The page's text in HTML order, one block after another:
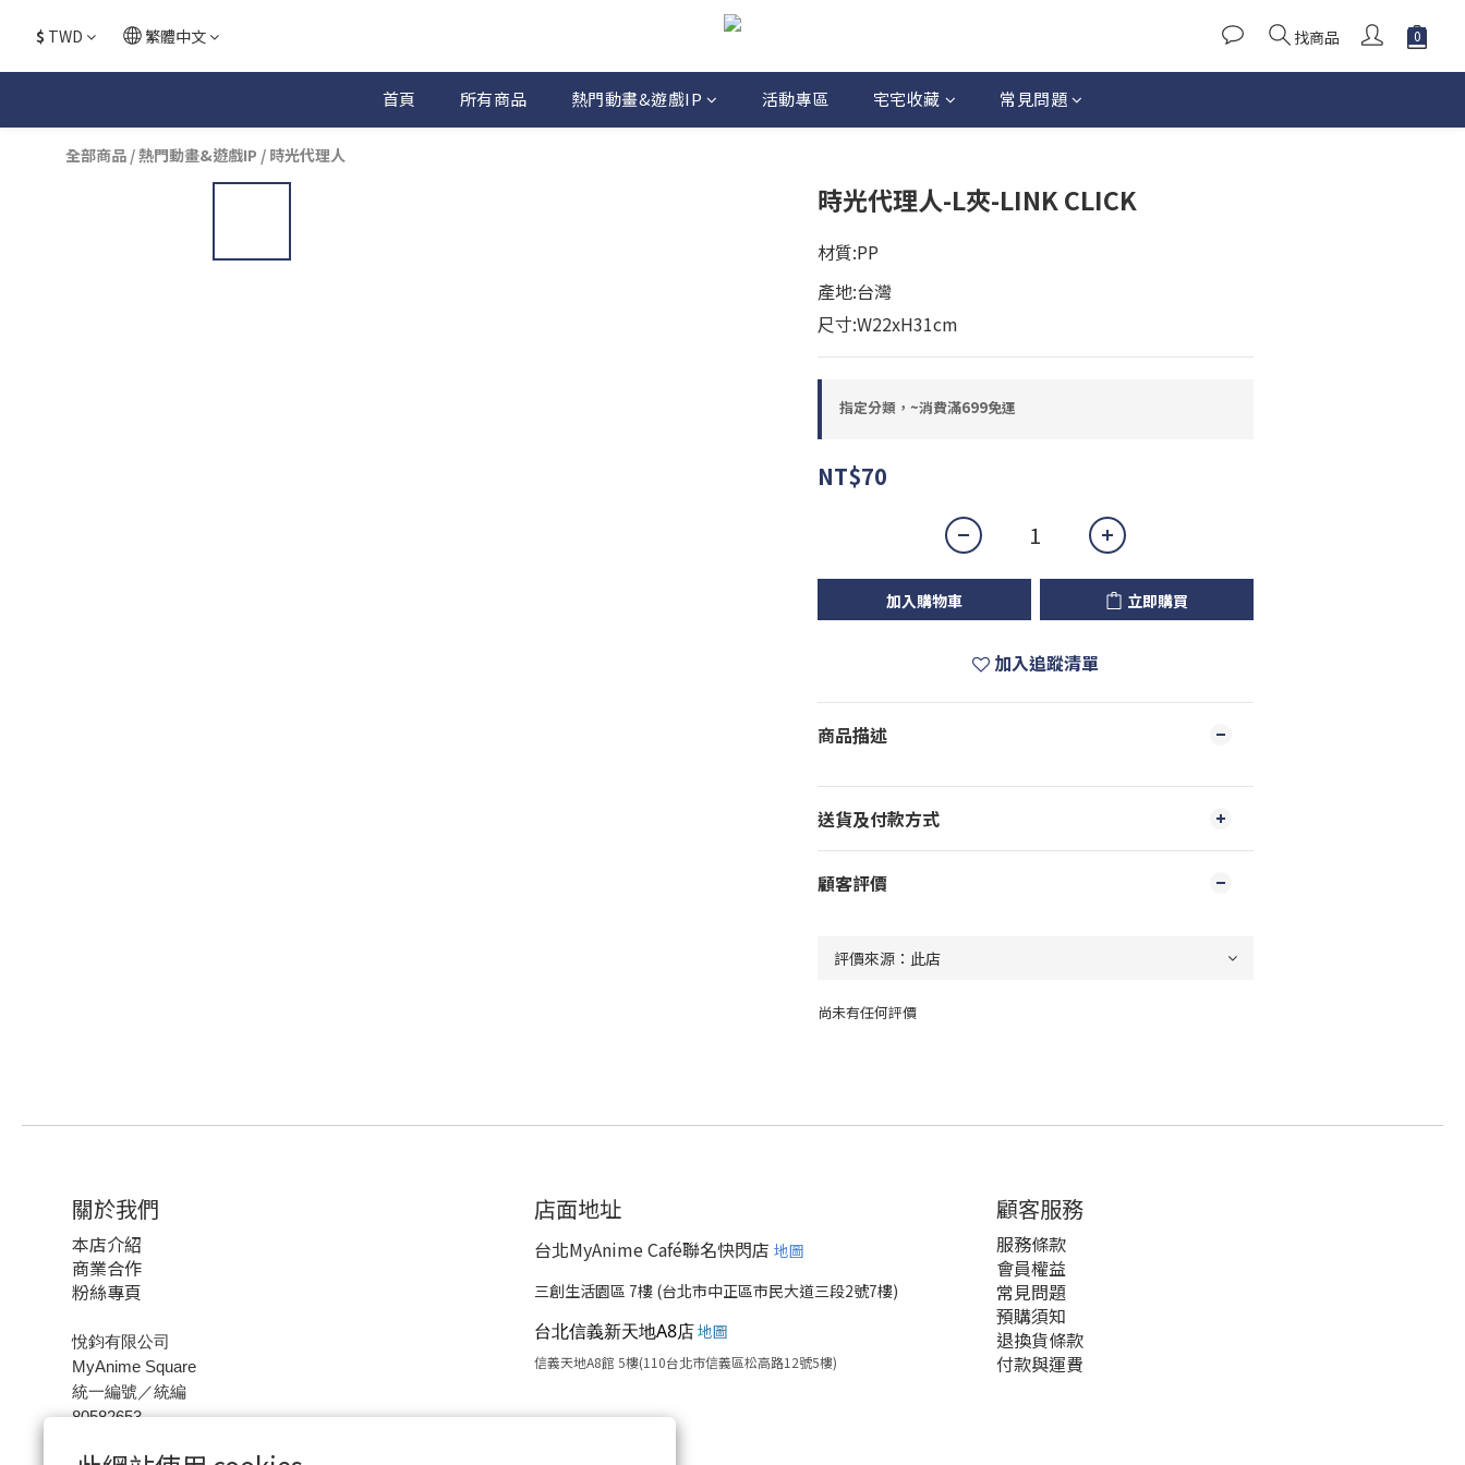
$ TWD 繁體中文 找商品
首頁 所有商品 熱門動畫&遊戲IP 活動專區 宅宅收藏 常見問題
全部商品 /熱門動畫&遊戲IP / 時光代理人
時光代理人-L夾-LINK CLICK
材質:PP
產地:台灣
尺寸:W22xH31cm
指定分類，~消費滿699免運
NT$70
加入購物車 立即購買
加入追蹤清單
商品描述
送貨及付款方式
顧客評價
尚未有任何評價
關於我們
本店介紹
商業合作
粉絲專頁
悅鈞有限公司
MyAnime Square
統一編號／統編
80582653
店面地址
台北MyAnime Café聯名快閃店 地圖
三創生活園區 7樓 (台北市中正區市民大道三段2號7樓)
台北信義新天地A8店地圖
信義天地A8館 5樓(110台北市信義區松高路12號5樓)
顧客服務
服務條款
會員權益
常見問題
預購須知
退換貨條款
付款與運費